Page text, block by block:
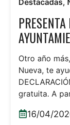
Otro año
Nueva, te
gratuita. A
16/04/